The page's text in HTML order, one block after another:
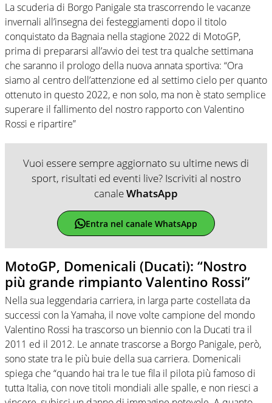
La scuderia di Borgo Panigale sta trascorrendo le vacanze
invernali all’insegna dei festeggiamenti dopo il titolo
conquistato da Bagnaia nella stagione 2022 di MotoGP,
prima di prepararsi all’avvio dei test tra qualche settimana
che saranno il prologo della nuova annata sportiva: “Ora
siamo al centro dell’attenzione ed al settimo cielo per quanto
ottenuto in questo 2022, e non solo, ma non è stato semplice
superare il fallimento del nostro rapporto con Valentino
Rossi e ripartire”
Vuoi essere sempre aggiornato su ultime news di
sport, risultati ed eventi live? Iscriviti al nostro
canaleWhatsApp
Entra nel canale WhatsApp
MotoGP, Domenicali (Ducati): “Nostro
più grande rimpianto Valentino Rossi”
Nella sua leggendaria carriera, in larga parte costellata da
successi con la Yamaha, il nove volte campione del mondo
Valentino Rossi ha trascorso un biennio con la Ducati tra il
2011 ed il 2012. Le annate trascorse a Borgo Panigale, però,
sono state tra le più buie della sua carriera. Domenicali
spiega che “quando hai tra le tue fila il pilota più famoso di
tutta Italia, con nove titoli mondiali alle spalle, e non riesci a